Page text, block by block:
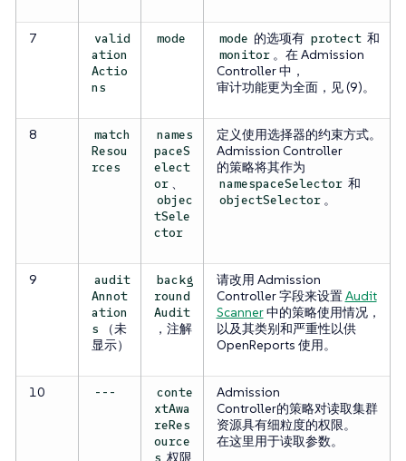
7
valid
ation
Actio
ns
mode mode 的选项有 protect 和
monitor 。在 Admission
Controller 中，
审计功能更为全面，见 (9)。
8
match
Resou
rces
names
paceS
elect
or 、
objec
tSele
ctor
定义使用选择器的约束方式。
Admission Controller
的策略将其作为
namespaceSelector 和
objectSelector 。
9
audit
Annot
ation
s
（未
显示）
backg
round
Audit
，注解
请改用 Admission
Controller 字段来设置Audit
Scanner中的策略使用情况，
以及其类别和严重性以供
OpenReports 使用。
10 ---
conte
xtAwa
reRes
ource
s 权限
Admission
Controller的策略对读取集群
资源具有细粒度的权限。
在这里用于读取参数。